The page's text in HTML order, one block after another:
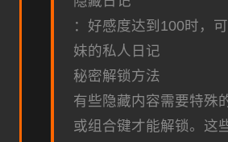
：好感度达到100时，
妹的私人日记
秘密解锁方法
有些隐藏内容需要特殊
或组合键才能解锁。这